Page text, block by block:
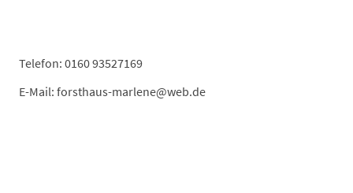
Telefon: 0160 93527169
E-Mail: forsthaus-marlene@web.de